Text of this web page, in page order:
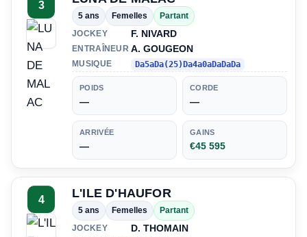
3
5 ans Femelles
Partant
JOCKEY
F. NIVARD
ENTRAÎNEUR A. GOUGEON
MUSIQUE Da5aDa(25)Da4a0aDaDaDa
POIDS
—
CORDE
—
ARRIVÉE
—
GAINS
€45 595
4 L'ILE D'HAUFOR
5 ans Femelles
Partant
JOCKEY
D. THOMAIN